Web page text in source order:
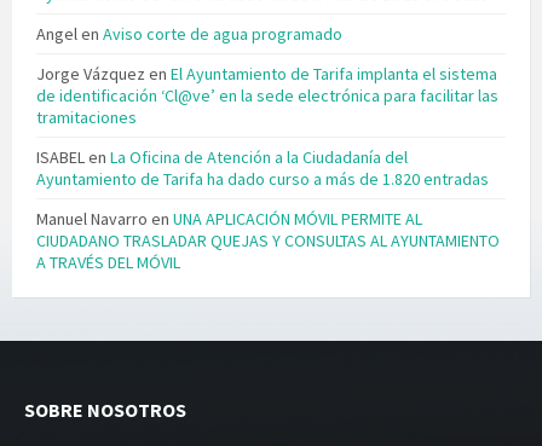
Angelen Aviso corte de agua programado
Jorge Vázquez en El Ayuntamiento de Tarifa implanta el sistema
de identificación ‘Cl@ve’ en la sede electrónica para facilitar las
tramitaciones
ISABELen La Oficina de Atención a la Ciudadanía del
Ayuntamiento de Tarifa ha dado curso a más de 1.820 entradas
Manuel Navarro en UNA APLICACIÓN MÓVIL PERMITE AL
CIUDADANO TRASLADAR QUEJAS Y CONSULTAS AL AYUNTAMIENTO
A TRAVÉS DEL MÓVIL
SOBRE NOSOTROS